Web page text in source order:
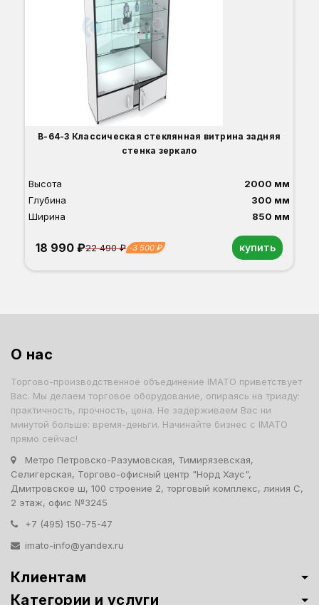
В-64-З Классическая стеклянная витрина задняя
стенка зеркало
Высота
2000 мм
Глубина
300 мм
Ширина
850 мм
18 990 ₽22 490 ₽ -3 500 ₽ купить
О нас
Торгово-производственное объединение IMATO приветствует
Вас. Мы делаем торговое оборудование, опираясь на триаду:
практичность, прочность, цена. Не задерживаем Вас ни
минутой больше: время-деньги. Начинайте бизнес с IMATO
прямо сейчас!
Метро Петровско-Разумовская, Тимирязевская,
Селигерская, Торгово-офисный центр "Норд Хаус",
Дмитровское ш, 100 строение 2, торговый комплекс, линия С,
2 этаж, офис №3245
+7 (495) 150-75-47
imato-info@yandex.ru
Клиентам
Категории и услуги